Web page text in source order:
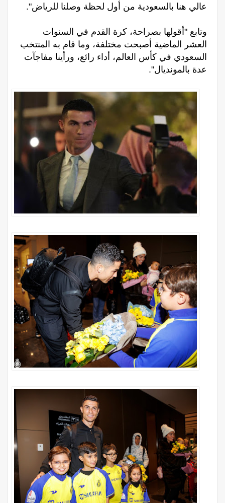
عالي هنا بالسعودية من أول لحظة وصلنا للرياض".
وتابع "أقولها بصراحة، كرة القدم في السنوات
العشر الماضية أصبحت مختلفة، وما قام به المنتخب
السعودي في كأس العالم، أداء رائع، ورأينا مفاجآت
عدة بالمونديال".